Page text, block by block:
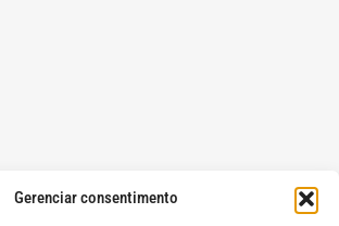
Gerenciar consentimento